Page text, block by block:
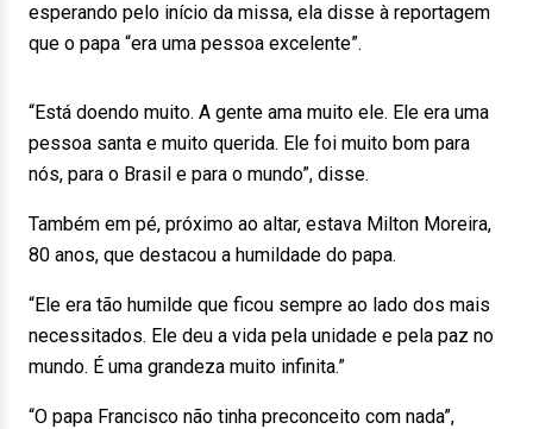
esperando pelo início da missa, ela disse à reportagem
que o papa “era uma pessoa excelente”.
“Está doendo muito. A gente ama muito ele. Ele era uma
pessoa santa e muito querida. Ele foi muito bom para
nós, para o Brasil e para o mundo”, disse.
Também em pé, próximo ao altar, estava Milton Moreira,
80 anos, que destacou a humildade do papa.
“Ele era tão humilde que ficou sempre ao lado dos mais
necessitados. Ele deu a vida pela unidade e pela paz no
mundo. É uma grandeza muito infinita.”
“O papa Francisco não tinha preconceito com nada”,